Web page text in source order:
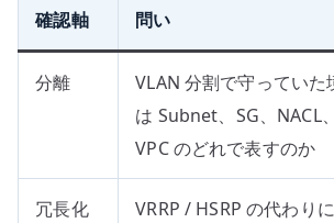
確認軸 問い
分離
VLAN 分割で守っていた
は Subnet、SG、NACL
VPC のどれで表すのか
冗長化
VRRP / HSRP の代わり